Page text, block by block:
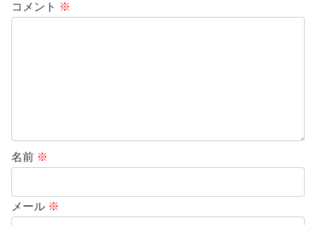
コメント ※
名前 ※
メール ※